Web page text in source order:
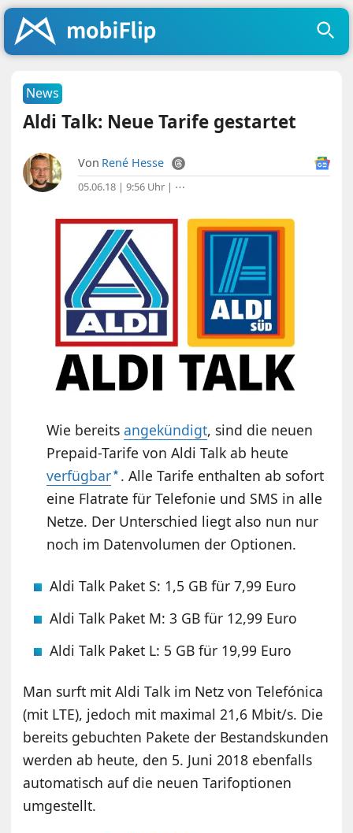
News
Aldi Talk: Neue Tarife gestartet
Von René Hesse
05.06.18 | 9:56 Uhr | ⋯
Wie bereitsangekündigt, sind die neuen
Prepaid-Tarife von Aldi Talk ab heute
verfügbar . Alle Tarife enthalten ab sofort
eine Flatrate für Telefonie und SMS in alle
Netze. Der Unterschied liegt also nun nur
noch im Datenvolumen der Optionen.
Aldi Talk Paket S: 1,5 GB für 7,99 Euro
Aldi Talk Paket M: 3 GB für 12,99 Euro
Aldi Talk Paket L: 5 GB für 19,99 Euro
Man surft mit Aldi Talk im Netz von Telefónica
(mit LTE), jedoch mit maximal 21,6 Mbit/s. Die
bereits gebuchten Pakete der Bestandskunden
werden ab heute, den 5. Juni 2018 ebenfalls
automatisch auf die neuen Tarifoptionen
umgestellt.